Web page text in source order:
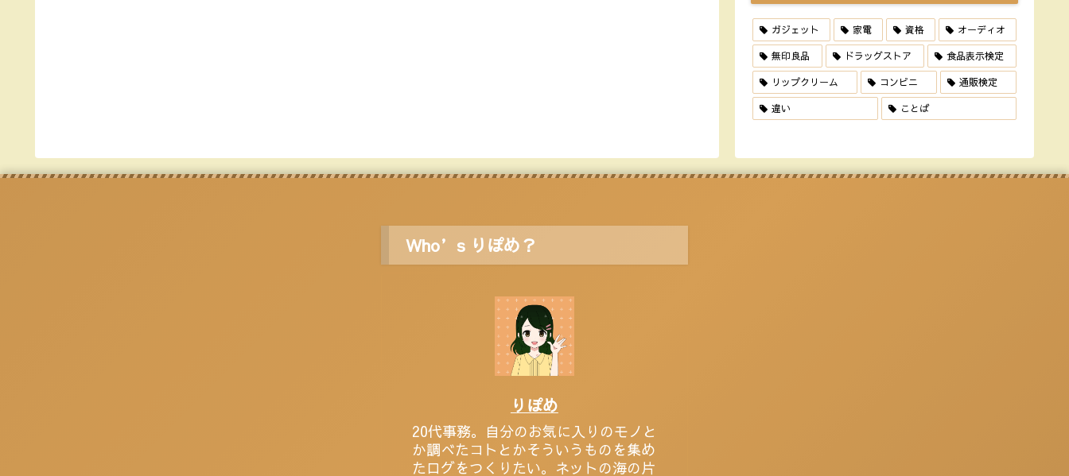
ガジェット 家電 資格 オーディオ
無印良品 ドラッグストア 食品表示検定
リップクリーム コンビニ 通販検定
違い ことば
Who’s りぽめ？
りぽめ
20代事務。自分のお気に入りのモノと
か調べたコトとかそういうものを集め
たログをつくりたい。ネットの海の片